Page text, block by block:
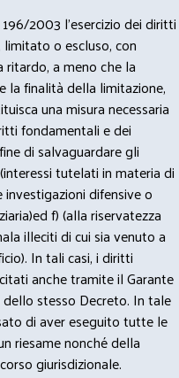
2003 l’esercizio dei diritti
o escluso, con
ritardo, a meno che la
la finalità della limitazione,
una misura necessaria
fondamentali e dei
di salvaguardare gli
tutelati in materia di
difensive o
f) (alla riservatezza
illeciti di cui sia venuto a
In tali casi, i diritti
anche tramite il Garante
stesso Decreto. In tale
di aver eseguito tutte le
riesame nonché della
giurisdizionale.